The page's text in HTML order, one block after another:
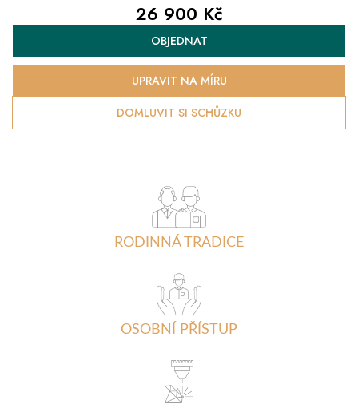
26 900 Kč
Měrná
cena:
OBJEDNAT
DOMLUVIT SI SCHŮZKU
UPRAVIT NA MÍRU
RODINNÁ TRADICE
OSOBNÍ PŘÍSTUP